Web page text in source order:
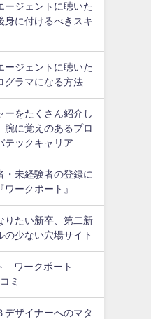
ージェントに聴いた
身に付けるべきスキ
ージェントに聴いた
グラマになる方法
ーをたくさん紹介し
腕に覚えのあるプロ
テックキャリア
・未経験者の登録に
ークポート』
りたい新卒、第二新
の少ない穴場サイト
ワークポート
ミ
デザイナーへのマタ